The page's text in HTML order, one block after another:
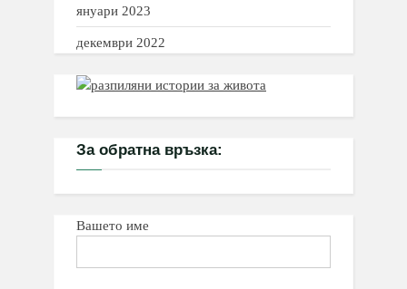
януари 2023
декември 2022
За обратна връзка:
Вашето име